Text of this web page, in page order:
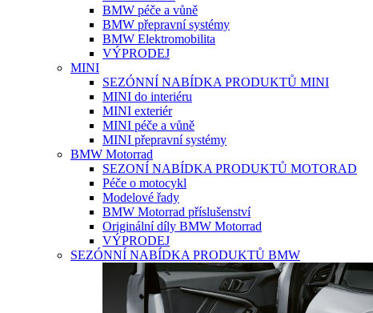
BMW péče a vůně
BMW přepravní systémy
BMW Elektromobilita
VÝPRODEJ
MINI
SEZÓNNÍ NABÍDKA PRODUKTŮ MINI
MINI do interiéru
MINI exteriér
MINI péče a vůně
MINI přepravní systémy
BMW Motorrad
SEZONÍ NABÍDKA PRODUKTŮ MOTORAD
Péče o motocykl
Modelové řady
BMW Motorrad příslušenství
Originální díly BMW Motorrad
VÝPRODEJ
SEZÓNNÍ NABÍDKA PRODUKTŮ BMW